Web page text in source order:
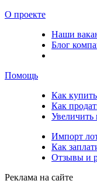
О проекте
Наши
Блог
Помощь
Как купить
Как
Увеличить
Импорт
Как
Отзывы и
Реклама на сайте